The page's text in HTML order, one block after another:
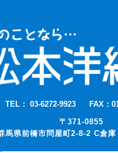
TEL： 03-6272-9923
FAX：
〒371-0855
馬県前橋市問屋町2-8-2 C倉庫